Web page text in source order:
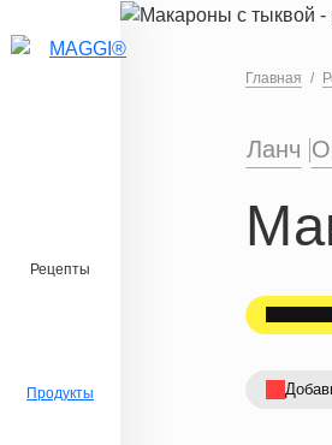
Перейти к основному содержанию
Рецепты
Продукты
Главная
Ланч